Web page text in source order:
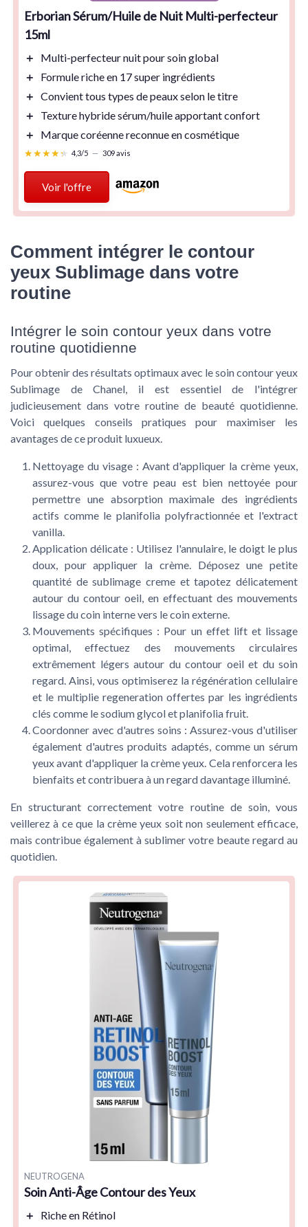
Erborian Sérum/Huile de Nuit Multi-perfecteur
15ml
＋ Multi-perfecteurnuit pour soin global
＋
Formule riche en 17 super ingrédients
＋ Convienttous types de peauxselon le titre
＋
Texture hybridesérum/huileapportant confort
＋
Marque coréenne reconnue en cosmétique
★★★★★
★★★★★ 4,3/5 — 309 avis
Voir l'offre
Comment intégrer le contour
yeux Sublimage dans votre
routine
Intégrer le soin contour yeux dans votre
routine quotidienne
Pour obtenir des résultats optimaux avec le soin contour yeux
Sublimage de Chanel, il est essentiel de l'intégrer
judicieusement dans votre routine de beauté quotidienne.
Voici quelques conseils pratiques pour maximiser les
avantages de ce produit luxueux.
Nettoyage du visage: Avant d'appliquer la crème yeux,
assurez-vous que votre peau est bien nettoyée pour
permettre une absorption maximale des ingrédients
actifs comme le planifolia polyfractionnée et l'extract
vanilla.
Application délicate : Utilisez l'annulaire, le doigt le plus
doux, pour appliquer la crème. Déposez une petite
quantité de sublimage creme et tapotez délicatement
autour du contour oeil, en effectuant des mouvements
lissage du coin interne vers le coin externe.
Mouvements spécifiques : Pour un effet lift et lissage
optimal, effectuez des mouvements circulaires
extrêmement légers autour du contour oeil et du soin
regard. Ainsi, vous optimiserez la régénération cellulaire
et le multiplie regeneration offertes par les ingrédients
clés comme le sodium glycol et planifolia fruit.
Coordonner avec d'autres soins : Assurez-vous d'utiliser
également d'autres produits adaptés, comme un sérum
yeux avant d'appliquer la crème yeux. Cela renforcera les
bienfaits et contribuera à un regard davantage illuminé.
En structurant correctement votre routine de soin, vous
veillerez à ce que la crème yeux soit non seulement efficace,
mais contribue également à sublimer votre beaute regard au
quotidien.
NEUTROGENA
Soin Anti-Âge Contour des Yeux
＋ Riche en Rétinol